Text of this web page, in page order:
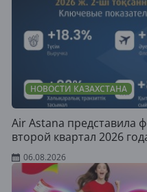
НОВОСТИ КАЗАХСТАНА
Air Astana представила
второй квартал 2026
06.08.2026